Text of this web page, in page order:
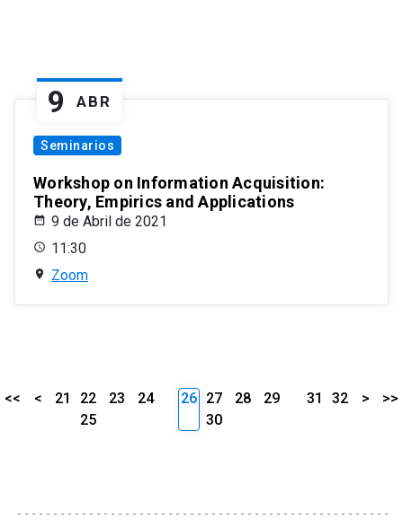
9 ABR
Seminarios
Workshop on Information Acquisition:
Theory, Empirics and Applications
9 de Abril de 2021
11:30
Zoom
<< < 21 22 23
24
25
26 27 28
29
30
31 32 > >>